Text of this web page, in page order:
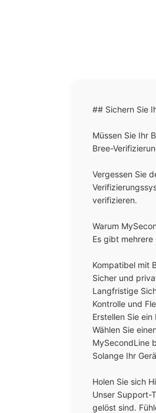
## Sichern Sie
Müssen Sie Ihr
Bree-
Vergessen Sie
verifizieren.
Warum
Es gibt
Kompatibel mit
Sicher und
Langfristige
Kontrolle und
Erstellen Sie
Wählen Sie
MySecondLine
Solange Ihr
Holen Sie sich
Unser Support-
gelöst sind.